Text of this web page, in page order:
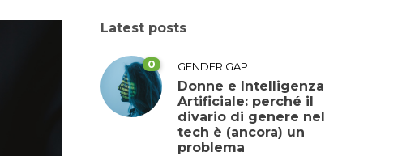
Latest posts
0 GENDER GAP
Donne e Intelligenza
Artificiale: perché il
divario di genere nel
tech è (ancora) un
problema